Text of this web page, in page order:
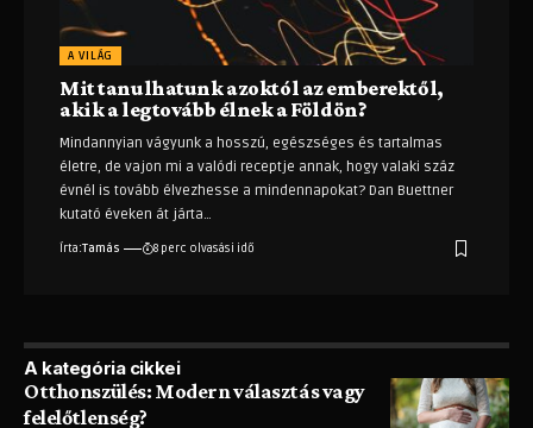
A VILÁG
Mit tanulhatunk azoktól az emberektől,
akik a legtovább élnek a Földön?
Mindannyian vágyunk a hosszú, egészséges és tartalmas
életre, de vajon mi a valódi receptje annak, hogy valaki száz
évnél is tovább élvezhesse a mindennapokat? Dan Buettner
kutató éveken át járta…
Írta:Tamás 8 perc olvasási idő
A kategória cikkei
Otthonszülés: Modern választás vagy
felelőtlenség?